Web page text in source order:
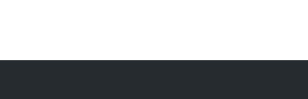
den Wettbewerb.